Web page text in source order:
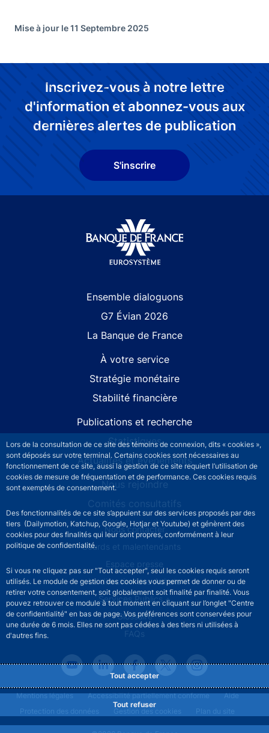
Lors de la consultation de ce site des témoins de connexion, dits « cookies »,
sont déposés sur votre terminal. Certains cookies sont nécessaires au
fonctionnement de ce site, aussi la gestion de ce site requiert l’utilisation de
cookies de mesure de fréquentation et de performance. Ces cookies requis
sont exemptés de consentement.
Des fonctionnalités de ce site s’appuient sur des services proposés par des
tiers (Dailymotion, Katchup, Google, Hotjar et Youtube) et génèrent des
cookies pour des finalités qui leur sont propres, conformément à leur
politique de confidentialité.
Si vous ne cliquez pas sur "Tout accepter", seul les cookies requis seront
utilisés. Le module de gestion des cookies vous permet de donner ou de
retirer votre consentement, soit globalement soit finalité par finalité. Vous
pouvez retrouver ce module à tout moment en cliquant sur l’onglet "Centre
de confidentialité" en bas de page. Vos préférences sont conservées pour
une durée de 6 mois. Elles ne sont pas cédées à des tiers ni utilisées à
d'autres fins.
Tout accepter
Tout refuser
Mise à jour le 11 Septembre 2025
Inscrivez-vous à notre lettre
d'information et abonnez-vous aux
dernières alertes de publication
S'inscrire
Ensemble dialoguons
G7 Évian 2026
La Banque de France
À votre service
Stratégie monétaire
Stabilité financière
Publications et recherche
Statistiques
Actualités et événements
Nous rejoindre
Comités consultatifs
Footer secondary menuNous contacter
Sourds et malentendants
Espace presse
La direction des Achats
Services Publics +
Glossaire
FAQs
Footer legal notice menu
Mentions légales Accessibilité partiellement conforme
Aide
Protection des données
Gestion des cookies Plan du site